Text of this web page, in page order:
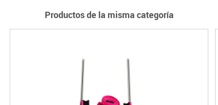
Productos de la misma categoría